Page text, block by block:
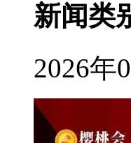
新闻类
2026年